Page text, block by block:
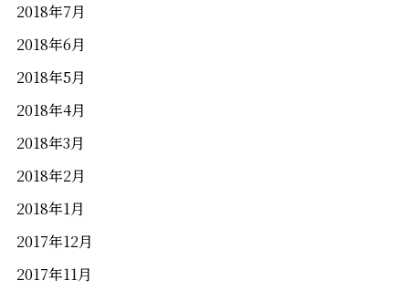
2018年7月
2018年6月
2018年5月
2018年4月
2018年3月
2018年2月
2018年1月
2017年12月
2017年11月